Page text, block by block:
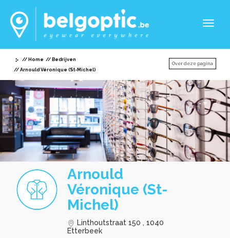
Home
Bedrijven
Arnould Véronique (St-Michel)
Over deze pagina
Arnould
Véronique (St-
Michel)
Linthoutstraat 150 , 1040
Etterbeek